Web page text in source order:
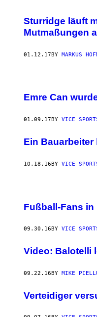
Sturridge läuft
Mutmaßungen
01.12.17BY MARKUS
Emre Can
01.09.17 BY VICE
Ein
10.18.16BY VICE
Fußball-Fans
09.30.16 BY VICE
Video: Balotelli
09.22.16BY MIKE
Verteidiger